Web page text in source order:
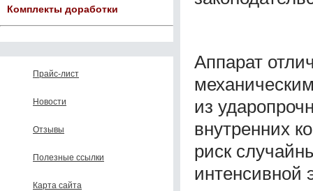
Комплекты доработки
Прайс-лист
Новости
Отзывы
Полезные ссылки
Карта сайта
Аппарат
из
внутренних
риск
интенсивной